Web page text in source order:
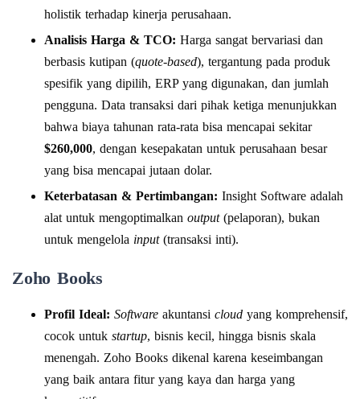
holistik terhadap kinerja perusahaan.
Analisis Harga & TCO: Harga sangat bervariasi dan
berbasis kutipan (quote-based), tergantung pada produk
spesifik yang dipilih, ERP yang digunakan, dan jumlah
pengguna. Data transaksi dari pihak ketiga menunjukkan
bahwa biaya tahunan rata-rata bisa mencapai sekitar
$260,000, dengan kesepakatan untuk perusahaan besar
yang bisa mencapai jutaan dolar.
Keterbatasan & Pertimbangan: Insight Software adalah
alat untuk mengoptimalkan output(pelaporan), bukan
untuk mengelola input(transaksi inti).
Zoho Books
Profil Ideal: Software akuntansi cloud yang komprehensif,
cocok untuk startup, bisnis kecil, hingga bisnis skala
menengah. Zoho Books dikenal karena keseimbangan
yang baik antara fitur yang kaya dan harga yang